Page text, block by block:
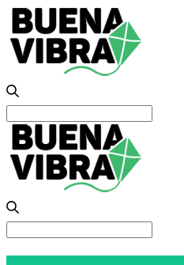
Search
for:
Search